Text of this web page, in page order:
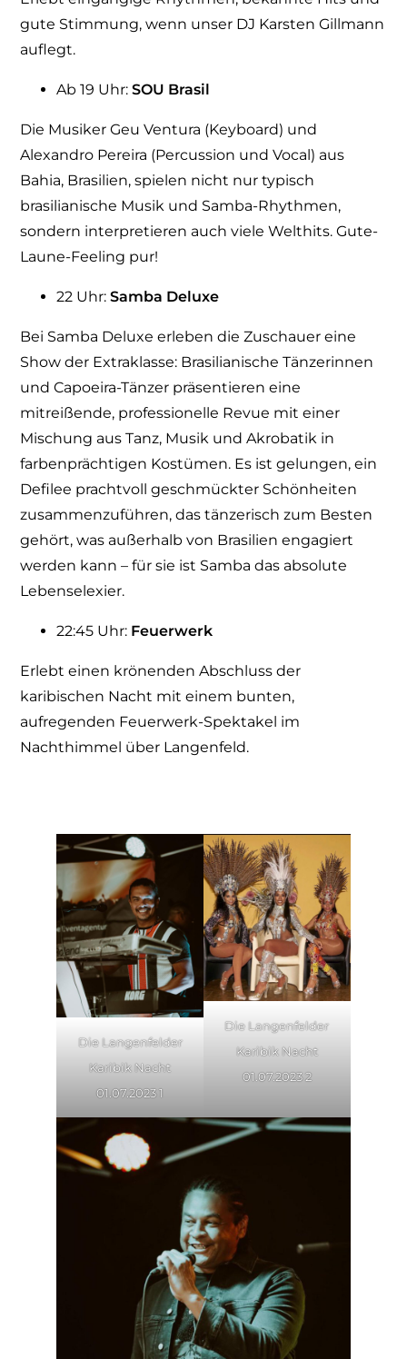
gute Stimmung, wenn unser DJ Karsten Gillmann
auflegt.
Ab 19 Uhr:SOU Brasil
Die Musiker Geu Ventura (Keyboard) und
Alexandro Pereira (Percussion und Vocal) aus
Bahia, Brasilien, spielen nicht nur typisch
brasilianische Musik und Samba-Rhythmen,
sondern interpretieren auch viele Welthits. Gute-
Laune-Feeling pur!
22 Uhr:Samba Deluxe
Bei Samba Deluxe erleben die Zuschauer eine
Show der Extraklasse: Brasilianische Tänzerinnen
und Capoeira-Tänzer präsentieren eine
mitreißende, professionelle Revue mit einer
Mischung aus Tanz, Musik und Akrobatik in
farbenprächtigen Kostümen. Es ist gelungen, ein
Defilee prachtvoll geschmückter Schönheiten
zusammenzuführen, das tänzerisch zum Besten
gehört, was außerhalb von Brasilien engagiert
werden kann – für sie ist Samba das absolute
Lebenselexier.
22:45 Uhr: Feuerwerk
Erlebt einen krönenden Abschluss der
karibischen Nacht mit einem bunten,
aufregenden Feuerwerk-Spektakel im
Nachthimmel über Langenfeld.
Die Langenfelder
Karibik Nacht
01.07.2023 1
Die Langenfelder
Karibik Nacht
01.07.2023 2